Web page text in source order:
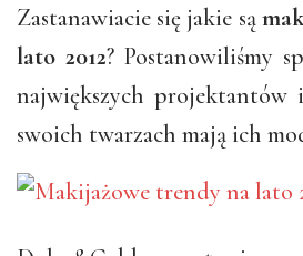
Zastanawiacie się jakie są
lato 2012? Postanowiliśmy
największych projektantów
swoich twarzach mają ich